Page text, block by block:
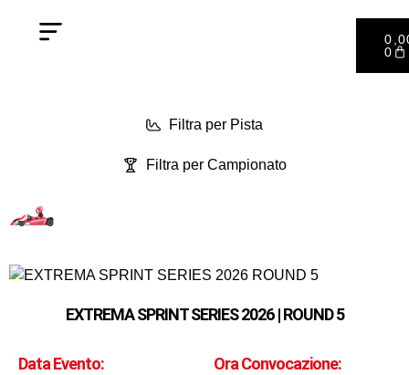
0
Filtra per Pista
Filtra per Campionato
EXTREMA SPRINT SERIES 2026 | ROUND 5
Data Evento: Ora Convocazione: